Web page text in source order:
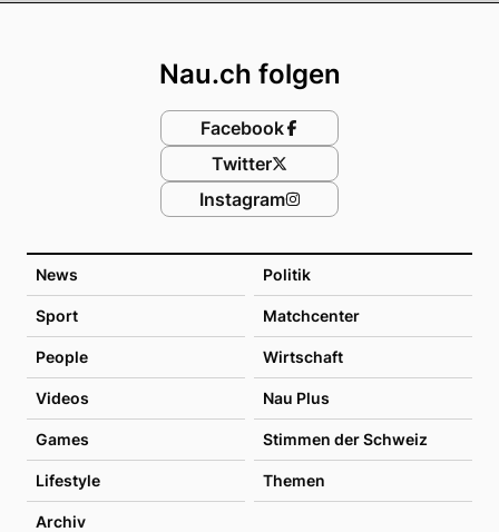
News Politik
Sport Matchcenter
People Wirtschaft
Videos Nau Plus
Games Stimmen der Schweiz
Lifestyle Themen
Archiv
Nau.ch folgen
Facebook
Twitter
Instagram